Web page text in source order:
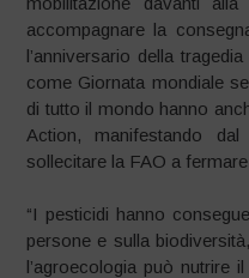
accompagnare la
l’anniversario della
come Giornata mondiale
di tutto il mondo hanno
Action, manifestando
sollecitare la FAO a
“I pesticidi hanno
persone e sulla
l’agroecologia può nutrire